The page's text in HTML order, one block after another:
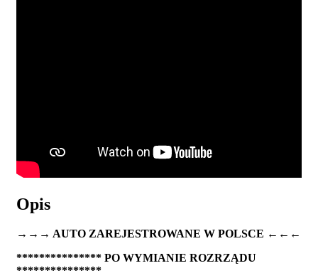
Opis
→→→ AUTO ZAREJESTROWANE W POLSCE ←←←
*************** PO WYMIANIE ROZRZĄDU
***************